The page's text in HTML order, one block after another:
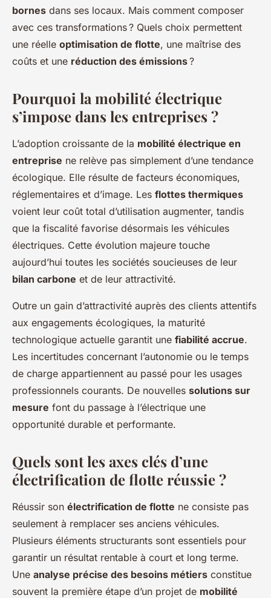
bornes dans ses locaux. Mais comment composer
avec ces transformations ? Quels choix permettent
une réelle optimisation de flotte, une maîtrise des
coûts et une réduction des émissions?
Pourquoi la mobilité électrique
s’impose dans les entreprises ?
L’adoption croissante de la mobilité électrique en
entreprise ne relève pas simplement d’une tendance
écologique. Elle résulte de facteurs économiques,
réglementaires et d’image. Les flottes thermiques
voient leur coût total d’utilisation augmenter, tandis
que la fiscalité favorise désormais les véhicules
électriques. Cette évolution majeure touche
aujourd’hui toutes les sociétés soucieuses de leur
bilan carbone et de leur attractivité.
Outre un gain d’attractivité auprès des clients attentifs
aux engagements écologiques, la maturité
technologique actuelle garantit une fiabilité accrue.
Les incertitudes concernant l’autonomie ou le temps
de charge appartiennent au passé pour les usages
professionnels courants. De nouvelles solutions sur
mesure font du passage à l’électrique une
opportunité durable et performante.
Quels sont les axes clés d’une
électrification de flotte réussie ?
Réussir son électrification de flotte ne consiste pas
seulement à remplacer ses anciens véhicules.
Plusieurs éléments structurants sont essentiels pour
garantir un résultat rentable à court et long terme.
Une analyse précise des besoins métiers constitue
souvent la première étape d’un projet de mobilité